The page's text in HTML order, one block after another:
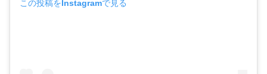
この投稿をInstagramで見る